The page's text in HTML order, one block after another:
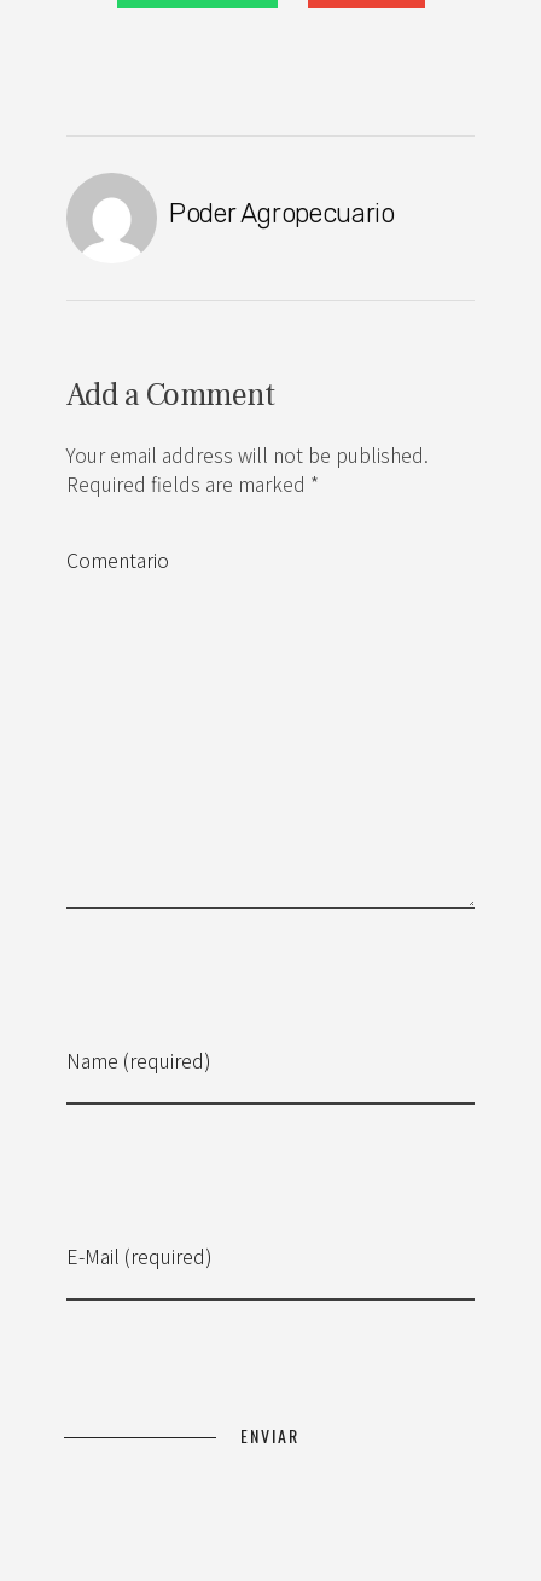
Poder Agropecuario
Add a Comment
Your email address will not be published.
Required fields are marked *
Name (required)
E-Mail (required)
Comentario